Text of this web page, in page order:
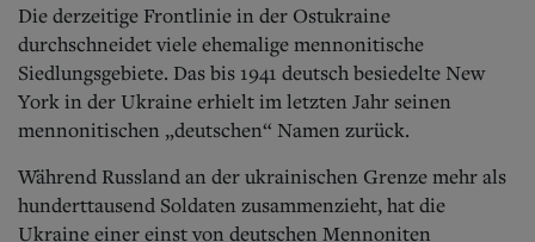
Start
Wer wir sind
Aktuelle Ausgabe
Abonnenten-Login
Abonnent werden
Abo Prämien
Archiv
Bücher
Die derzeitige Frontlinie in der Ostukraine
durchschneidet viele ehemalige mennonitische
Siedlungsgebiete. Das bis 1941 deutsch besiedelte New
York in der Ukraine erhielt im letzten Jahr seinen
mennonitischen „deutschen“ Namen zurück.
Während Russland an der ukrainischen Grenze mehr als
hunderttausend Soldaten zusammenzieht, hat die
Ukraine einer einst von deutschen Mennoniten